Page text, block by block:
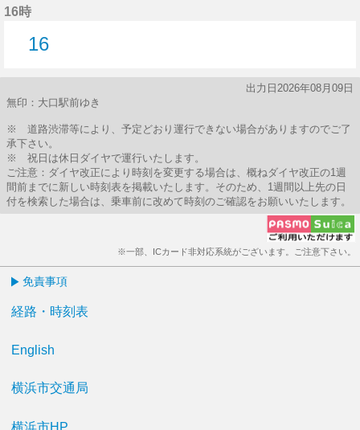
16時
16
出力日2026年08月09日
無印：大口駅前ゆき
※ 道路渋滞等により、予定どおり運行できない場合がありますのでご了
承下さい。
※ 祝日は休日ダイヤで運行いたします。
ご注意：ダイヤ改正により時刻を変更する場合は、概ねダイヤ改正の1週
間前までに新しい時刻表を掲載いたします。そのため、1週間以上先の日
付を検索した場合は、乗車前に改めて時刻のご確認をお願いいたします。
※一部、ICカード非対応系統がございます。ご注意下さい。
免責事項
経路・時刻表
English
横浜市交通局
横浜市HP